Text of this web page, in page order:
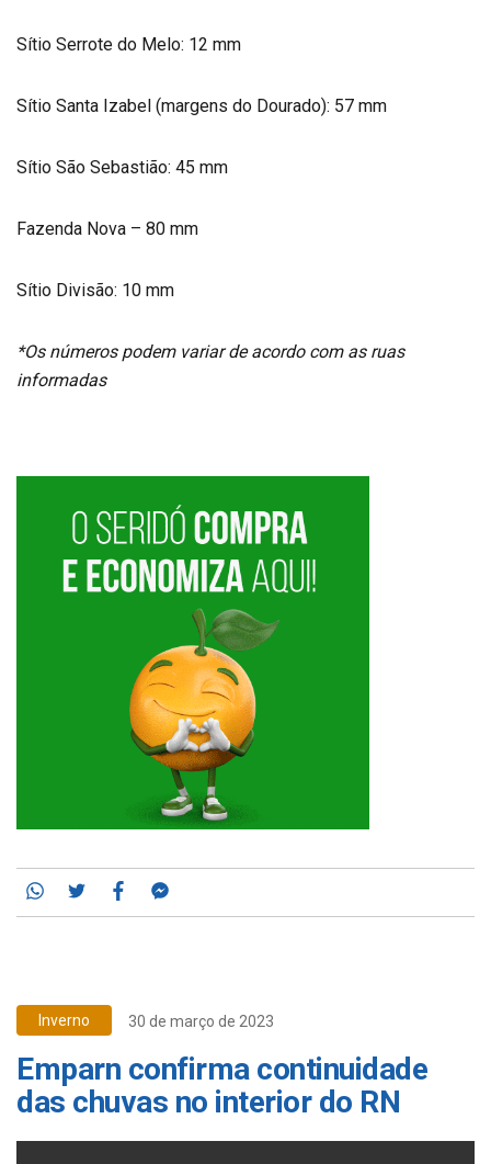
Sítio Serrote do Melo: 12 mm
Sítio Santa Izabel (margens do Dourado): 57 mm
Sítio São Sebastião: 45 mm
Fazenda Nova – 80 mm
Sítio Divisão: 10 mm
*Os números podem variar de acordo com as ruas
informadas
Whatsapp
TwitterFacebook
Inverno 30 de março de 2023
Emparn confirma continuidade
das chuvas no interior do RN